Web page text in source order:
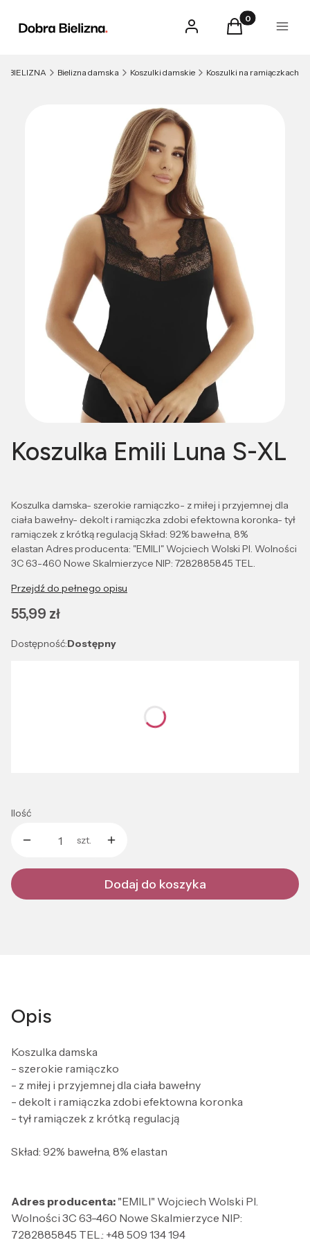
Zaloguj sięProdukty w
Koszyk Menu
BIELIZNA Bielizna damska Koszulki damskie Koszulki na ramiączkach
Koszulka Emili Luna S-XL
Koszulka damska- szerokie ramiączko- z miłej i przyjemnej dla
ciała bawełny- dekolt i ramiączka zdobi efektowna koronka- tył
ramiączek z krótką regulacją Skład: 92% bawełna, 8%
elastan Adres producenta: "EMILI" Wojciech Wolski Pl. Wolności
3C 63-460 Nowe Skalmierzyce NIP: 7282885845 TEL.
Przejdź do pełnego opisu
Cena
55,99 zł
Dostępność:Dostępny
Ilość
szt.
Dodaj do koszyka
Opis
Koszulka damska
- szerokie ramiączko
- z miłej i przyjemnej dla ciała bawełny
- dekolt i ramiączka zdobi efektowna koronka
- tył ramiączek z krótką regulacją
Skład: 92% bawełna, 8% elastan
Adres producenta: "EMILI" Wojciech Wolski Pl.
Wolności 3C 63-460 Nowe Skalmierzyce NIP:
7282885845 TEL.: +48 509 134 194